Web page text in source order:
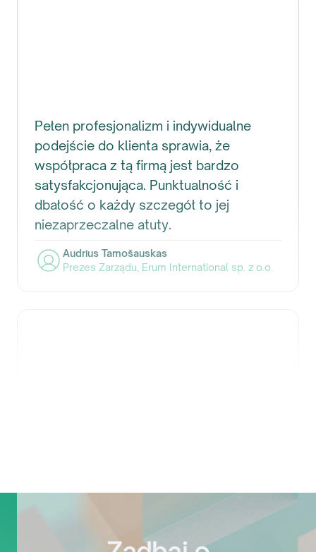
Pełen profesjonalizm i indywidualne
podejście do klienta sprawia, że
współpraca z tą firmą jest bardzo
satysfakcjonująca. Punktualność i
dbałość o każdy szczegół to jej
niezaprzeczalne atuty.
Audrius Tamošauskas
Prezes Zarządu Erum International sp. z o.o.